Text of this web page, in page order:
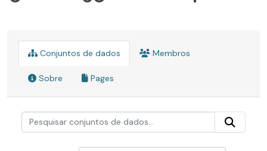
Conjuntos de dados Membros
Sobre Pages